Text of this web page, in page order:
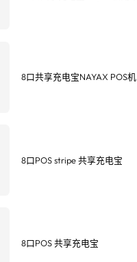
8口共享充电宝NAYAX POS机
8口POS stripe 共享充电宝
8口POS 共享充电宝